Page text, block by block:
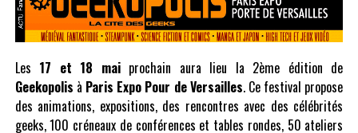
Les 17 et 18 maiprochain aura lieu la 2ème édition de
Geekopolis à Paris Expo Pour de Versailles. Ce festival propose
des animations, expositions, des rencontres avec des célébrités
geeks, 100 créneaux de conférences et tables rondes, 50 ateliers